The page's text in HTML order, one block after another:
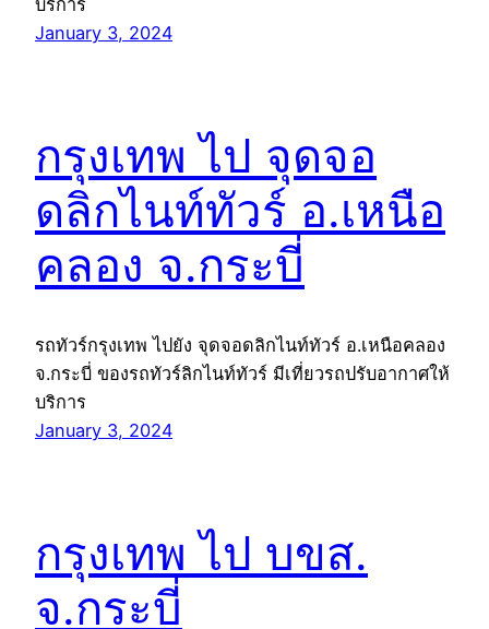
บริการ
January 3, 2024
กรุงเทพ ไป จุดจอ
ดลิกไนท์ทัวร์ อ.เหนือ
คลอง จ.กระบี่
รถทัวร์กรุงเทพ ไปยัง จุดจอดลิกไนท์ทัวร์ อ.เหนือคลอง
จ.กระบี่ ของรถทัวร์ลิกไนท์ทัวร์ มีเที่ยวรถปรับอากาศให้
บริการ
January 3, 2024
กรุงเทพ ไป บขส.
จ.กระบี่